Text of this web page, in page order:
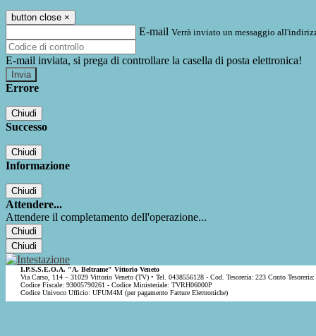
button close ×
E-mail Verrà inviato un messaggio
E-mail inviata, si prega di controllare la casella di posta elettronica!
Errore
Chiudi
Successo
Chiudi
Informazione
Chiudi
Attendere...
Attendere il completamento dell'operazione...
Chiudi
Chiudi
I.P.S.S.E.O.A. "A. Beltrame" Vittorio Veneto
Via Carso, 114 – 31029 Vittorio Veneto (TV) • Tel. 0438556128 - Cod. Tesoreria: 223 Conto
Codice Fiscale: 93005790261 - Codice Ministeriale: TVRH06000P
Codice Univoco Ufficio: UFUM4M (per pagamento Fatture Elettroniche)